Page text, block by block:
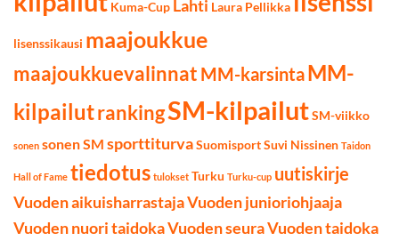
Kuma-Cup Lahti Laura Pellikka
lisenssikausi maajoukkue
maajoukkuevalinnat MM-karsintaMM-
kilpailutrankingSM-kilpailutSM-viikko
sonen sonen SM sporttiturvaSuomisportSuvi Nissinen Taidon
Hall of Fame tiedotus tulokset Turku Turku-cup uutiskirje
Vuoden aikuisharrastajaVuoden junioriohjaaja
Vuoden nuori taidokaVuoden seuraVuoden taidoka